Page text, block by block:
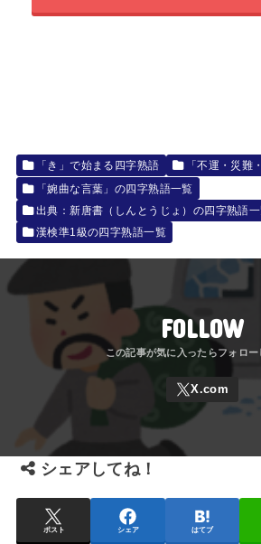
「き」で始まる四字熟語
「不運・災難
「婉曲な言葉」の四字熟語一覧
出典：新唐書（しんとうじょ）の四字熟語
漢検準1級の四字熟語一覧
FOLLOW
シェアしてね！
ポスト シェア はてブ